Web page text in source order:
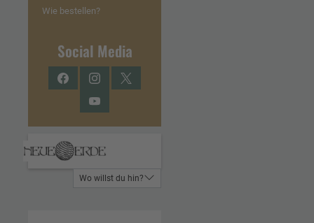
Wie bestellen?
Social Media
FacebookInstagramTwitter
YouTube
Wo willst du hin?